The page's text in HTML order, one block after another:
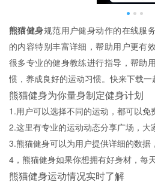
熊猫健身规范用户健身动作的在线服
的内容特别丰富详细，帮助用户更有
很多专业的健身教练进行指导，帮助
惯，养成良好的运动习惯。快来下载一
熊猫健身为你量身制定健身计划
1.用户可以选择不同的运动，都可以免
2.这里有专业的运动动态分享广场，大
3.熊猫健身可以为用户提供详细的数据
4，熊猫健身如果你想拥有好身材，每
熊猫健身运动情况实时了解